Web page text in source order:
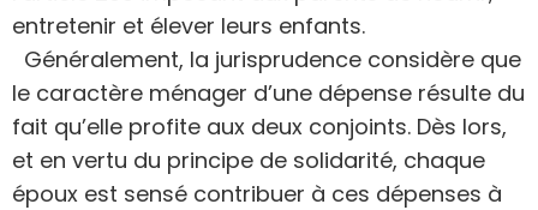
entretenir et élever leurs enfants.
Généralement, la jurisprudence considère que
le caractère ménager d’une dépense résulte du
fait qu’elle profite aux deux conjoints. Dès lors,
et en vertu du principe de solidarité, chaque
époux est sensé contribuer à ces dépenses à